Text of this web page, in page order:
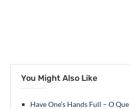
You Might Also Like
Have One’s Hands Full – O